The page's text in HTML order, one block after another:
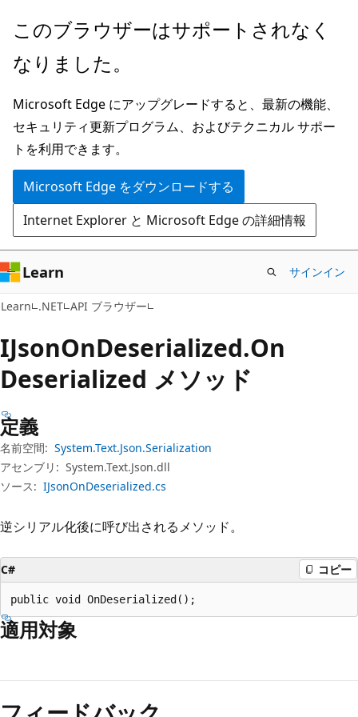
メ
ン
ン
テ
ン
ツ
に
ス
キ
ッ
プ
ペ
ジ
ナ
ビ
ゲ
ー
シ
ョ
ン
に
ス
キ
ッ
プ
このブラウザーはサポートされなく
なりました。
Microsoft Edge にアップグレードすると、最新の機能、
セキュリティ更新プログラム、およびテクニカル サポー
トを利用できます。
Microsoft Edge をダウンロードする
Internet Explorer と Microsoft Edge の詳細情報
Learn サインイン
Learn .NET API ブラウザー
IJsonOnDeserialized.On
Deserialized メソッド
定義
名前空間: System.Text.Json.Serialization
アセンブリ: System.Text.Json.dll
ソース: IJsonOnDeserialized.cs
逆シリアル化後に呼び出されるメソッド。
C# コピー
public void OnDeserialized();
適用対象
み
取